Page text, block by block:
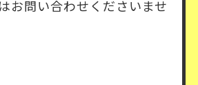
お問い合わせくださいませ